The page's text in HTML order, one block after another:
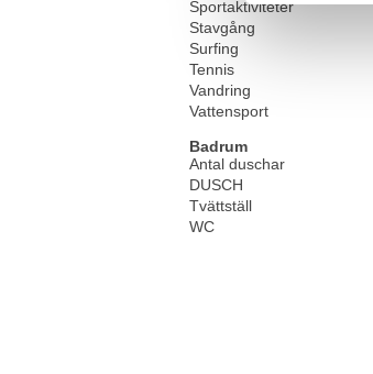
Sportaktiviteter
Stavgång
Surfing
Tennis
Vandring
Vattensport
Badrum
Antal duschar
DUSCH
Tvättställ
WC